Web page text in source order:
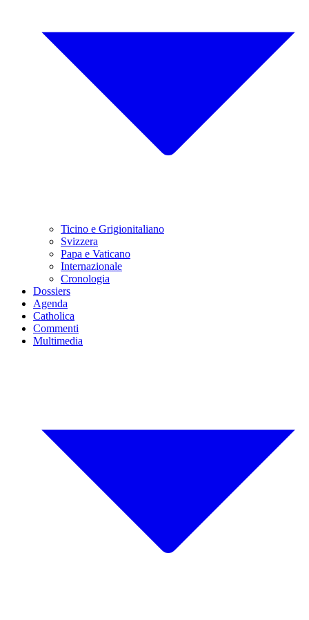
Ticino e Grigionitaliano
Svizzera
Papa e Vaticano
Internazionale
Cronologia
Dossiers
Agenda
Catholica
Commenti
Multimedia